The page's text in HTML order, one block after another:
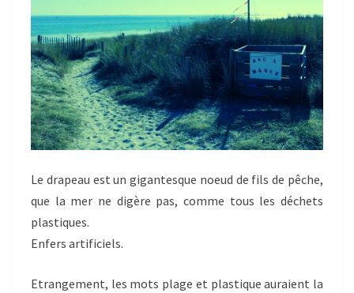
Le drapeau est un gigantesque noeud de fils de pêche,
que la mer ne digère pas, comme tous les déchets
plastiques.
Enfers artificiels.
Etrangement, les mots plage et plastique auraient la